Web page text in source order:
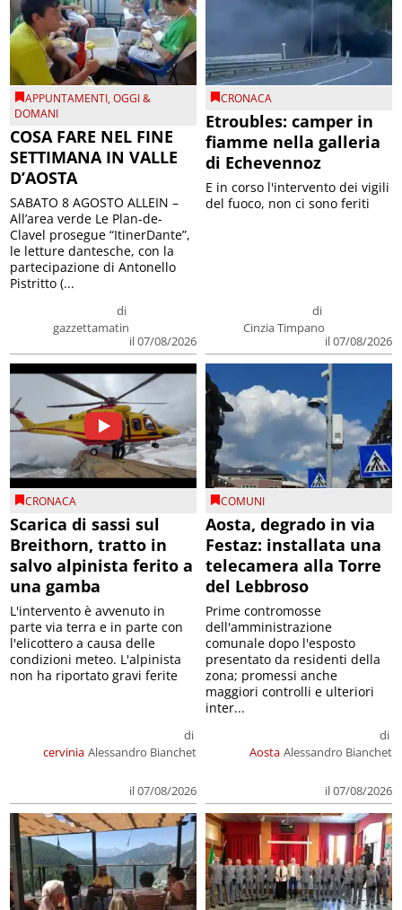
APPUNTAMENTI,OGGI &
DOMANI
COSA FARE NEL FINE
SETTIMANA IN VALLE
D’AOSTA
di
gazzettamatin
il 07/08/2026
SABATO 8 AGOSTO ALLEIN –
All’area verde Le Plan-de-
Clavel prosegue “ItinerDante”,
le letture dantesche, con la
partecipazione di Antonello
Pistritto (...
CRONACA
Etroubles: camper in
fiamme nella galleria
di Echevennoz
di
Cinzia Timpano
il 07/08/2026
E in corso l'intervento dei vigili
del fuoco, non ci sono feriti
CRONACA
Scarica di sassi sul
Breithorn, tratto in
salvo alpinista ferito a
una gamba
cervinia
di
Alessandro Bianchet
il 07/08/2026
L'intervento è avvenuto in
parte via terra e in parte con
l'elicottero a causa delle
condizioni meteo. L'alpinista
non ha riportato gravi ferite
COMUNI
Aosta, degrado in via
Festaz: installata una
telecamera alla Torre
del Lebbroso
Aosta
di
Alessandro Bianchet
il 07/08/2026
Prime contromosse
dell'amministrazione
comunale dopo l'esposto
presentato da residenti della
zona; promessi anche
maggiori controlli e ulteriori
inter...